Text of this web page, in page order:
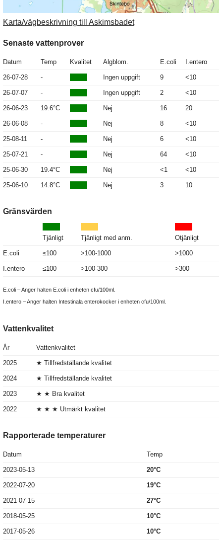
Karta/vägbeskrivning till Askimsbadet
Senaste vattenprover
Datum Temp Kvalitet Algblom. E.coli I.entero
26-07-28 - Ingen uppgift 9 <10
26-07-07 - Ingen uppgift 2 <10
26-06-23 19.6°C Nej 16 20
26-06-08 - Nej 8 <10
25-08-11 - Nej 6 <10
25-07-21 - Nej 64 <10
25-06-30 19.4°C Nej <1 <10
25-06-10 14.8°C Nej 3 10
Gränsvärden
Tjänligt Tjänligt med anm. Otjänligt
E.coli ≤100 >100-1000 >1000
I.entero ≤100 >100-300 >300
E.coli – Anger halten E.coli i enheten cfu/100ml.
I.entero – Anger halten Intestinala enterokocker i enheten cfu/100ml.
Vattenkvalitet
År Vattenkvalitet
2025 ★ Tillfredställande kvalitet
2024 ★ Tillfredställande kvalitet
2023 ★ ★ Bra kvalitet
2022 ★ ★ ★ Utmärkt kvalitet
Rapporterade temperaturer
Datum Temp
2023-05-13 20°C
2022-07-20 19°C
2021-07-15 27°C
2018-05-25 10°C
2017-05-26 10°C